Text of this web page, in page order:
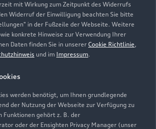
mit Wirkung zum Zeitpunkt des Widerrufs
Widerruf der Einwilligung beachten Sie bitte
in der Fußzeile der Webseite. Weitere
konkrete Hinweise zur Verwendung Ihrer
Daten finden Sie in unserer Cookie Richtlinie,
und im Impressum.
werden benötigt, um Ihnen grundlegende
der Nutzung der Webseite zur Verfügung zu
Funktionen gehört z. B. der
oder der Ensighten Privacy Manager (unser